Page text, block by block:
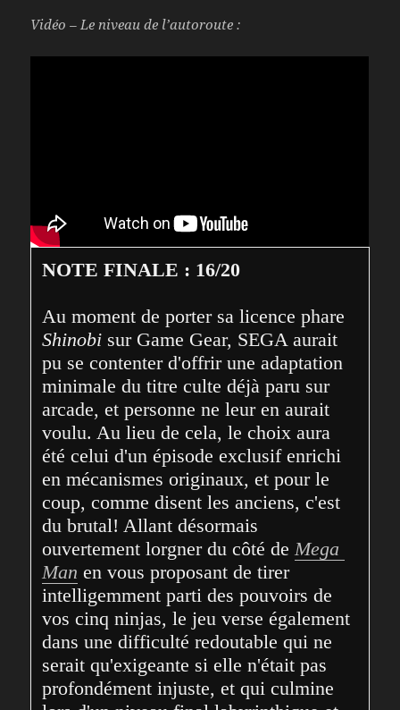
Vidéo – Le niveau de l’autoroute :
NOTE FINALE : 16/20
Shinobi sur Game Gear, SEGA aurait
pu se contenter d'offrir une adaptation
minimale du titre culte déjà paru sur
arcade, et personne ne leur en aurait
voulu. Au lieu de cela, le choix aura
été celui d'un épisode exclusif enrichi
en mécanismes originaux, et pour le
coup, comme disent les anciens, c'est
du brutal! Allant désormais
ouvertement lorgner du côté de Mega
Man en vous proposant de tirer
intelligemment parti des pouvoirs de
vos cinq ninjas, le jeu verse également
dans une difficulté redoutable qui ne
serait qu'exigeante si elle n'était pas
profondément injuste, et qui culmine